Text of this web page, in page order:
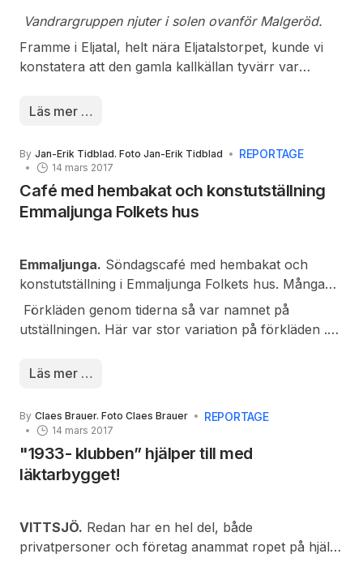
Vandrargruppen njuter i solen ovanför Malgeröd.
Framme i Eljatal, helt nära Eljatalstorpet, kunde vi
konstatera att den gamla kallkällan tyvärr var
dess vatten, funderade vandrarna mycket över
Läs mer …
By Jan-Erik Tidblad. Foto Jan-Erik Tidblad REPORTAGE
14 mars 2017
Café med hembakat och konstutställning
Emmaljunga Folkets hus
Emmaljunga. Söndagscafé med hembakat och
konstutställning i Emmaljunga Folkets hus. Många
besökare kom för att avnjuta tillställningen.
Förkläden genom tiderna så var namnet på
utställningen. Här var stor variation på förkläden .
midjeförkläden och förkläden med bröstlapp.
Läs mer …
By Claes Brauer. Foto Claes Brauer REPORTAGE
14 mars 2017
"1933- klubben” hjälper till med
läktarbygget!
VITTSJÖ. Redan har en hel del, både
privatpersoner och företag anammat ropet på hjälp